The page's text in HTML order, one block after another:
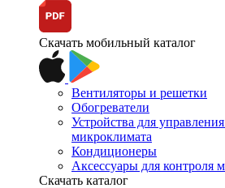
Скачать мобильный каталог
Вентиляторы и решетки
Обогреватели
Устройства для
микроклимата
Кондиционеры
Аксессуары для контроля
Скачать каталог